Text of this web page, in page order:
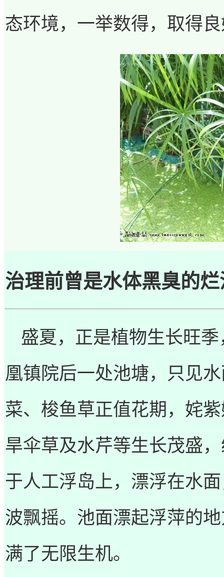
态环境，一举数得，取得
治理前曾是水体黑臭的
盛夏，正是植物生长旺
凰镇院后一处池塘，只见
菜、梭鱼草正值花期，姹
旱伞草及水芹等生长茂盛
于人工浮岛上，漂浮在水
波飘摇。池面漂起浮萍的
满了无限生机。